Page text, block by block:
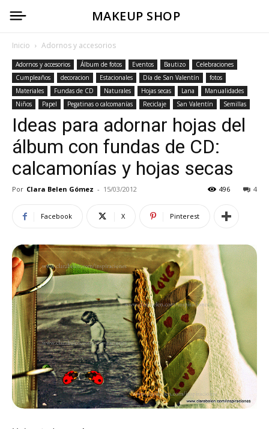
MAKEUP SHOP
Inicio Adornos y accesorios
Adornos y accesorios Álbum de fotos Eventos Bautizo
Celebraciones
Cumpleaños
decoracion Estacionales Día de San Valentín
fotos
Materiales
Fundas de CD Naturales Hojas secas Lana
Manualidades
Niños
Papel Pegatinas o calcomanías Reciclaje San Valentín Semillas
Ideas para adornar hojas del
álbum con fundas de CD:
calcamonías y hojas secas
Por Clara Belen Gómez - 15/03/2012 4
496
Facebook X Pinterest